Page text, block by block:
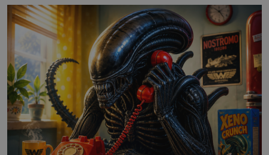
měkkost a bezpečí, proto by pokoj miminka měl působit
především klidně a útulně. Předškolní věk je